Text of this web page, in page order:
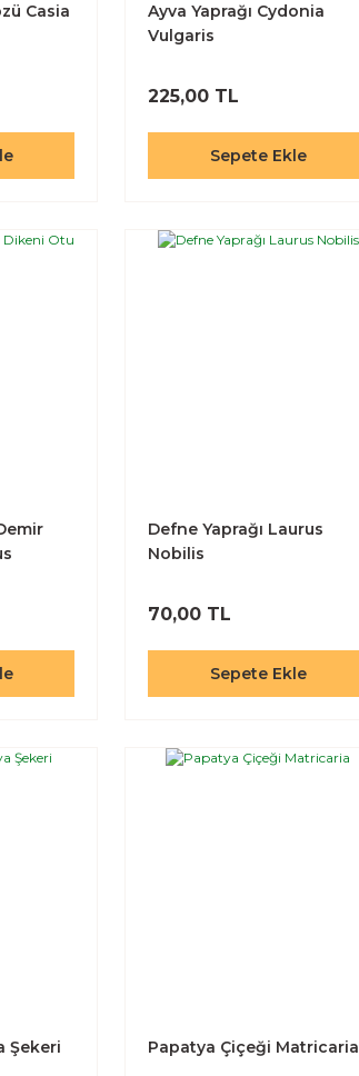
Casia
Ayva Yaprağı Cydonia
Vulgaris
225,00 TL
Sepete Ekle
Defne Yaprağı Laurus
Nobilis
70,00 TL
Sepete Ekle
Şekeri Papatya Çiçeği Matricaria